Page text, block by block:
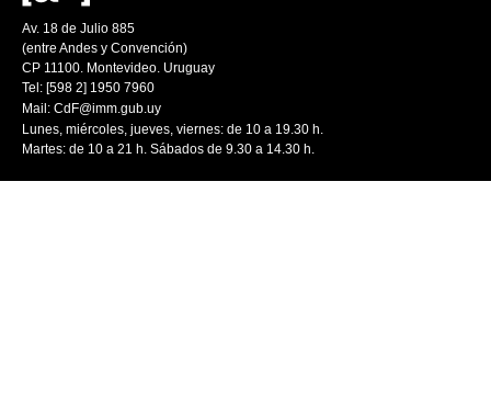
Av. 18 de Julio 885
(entre Andes y Convención)
CP 11100. Montevideo. Uruguay
Tel: [598 2] 1950 7960
Mail: CdF@imm.gub.uy
Lunes, miércoles, jueves, viernes: de 10 a 19.30 h.
Martes: de 10 a 21 h. Sábados de 9.30 a 14.30 h.